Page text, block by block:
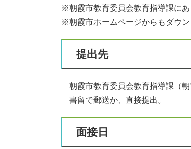
※朝霞市教育委員会教育指導課に
※朝霞市ホームページからもダウン
提出先
朝霞市教育委員会教育指導課（朝
書留で郵送か、直接提出。
面接日